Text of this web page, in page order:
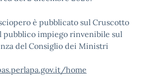
è pubblicato sul Cruscotto
pubblico impiego rinvenibile sul
del Consiglio dei Ministri
home